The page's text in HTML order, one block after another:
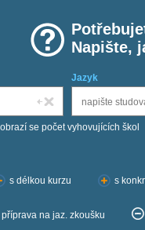
Napište,
Jazyk
se počet vyhovujících škol
s délkou kurzu s
příprava na jaz. zkoušku